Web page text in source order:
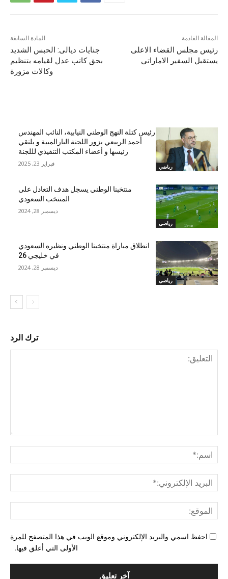
المادة السابقة
جنايات ديالى: الحبس الشديد
بحق كاتب عدل لقيامه بتنظيم
وكالات مزورة
المقالة القادمة
رئيس مجلس القضاء الاعلى
يستقبل السفير الاماراتي
رياضي
رئيس كتلة النهج الوطني النيابية، النائب المهندس
أحمد الربيعي يزور اللجنة البارالمبية و يلتقي
رئيسها و أعضاء المكتب التنفيذي لللجنة
فبراير 23, 2025
رياضي
منتخبنا الوطني يسجل هدف التعادل على
المنتخب السعودي
ديسمبر 28, 2024
رياضي
انطلاق مباراة منتخبنا الوطني ونظيره السعودي
في خليجي 26
ديسمبر 28, 2024
ترك الرد
احفظ اسمي والبريد الإلكتروني وموقع الويب في هذا المتصفح للمرة
الأولى التي أعلق فيها.